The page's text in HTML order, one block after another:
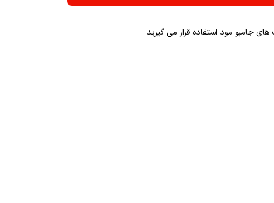
جامبو مود استفاده قرار می گیرید